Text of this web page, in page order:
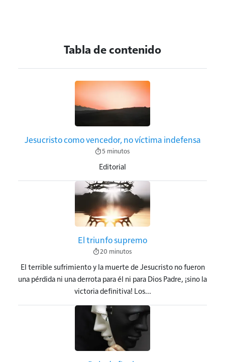
Tabla de contenido
Imagen
Jesucristo como vencedor, no víctima indefensa
5 minutos
Editorial
Imagen
El triunfo supremo
20 minutos
El terrible sufrimiento y la muerte de Jesucristo no fueron
una pérdida ni una derrota para él ni para Dios Padre, ¡sino la
victoria definitiva! Los...
Imagen